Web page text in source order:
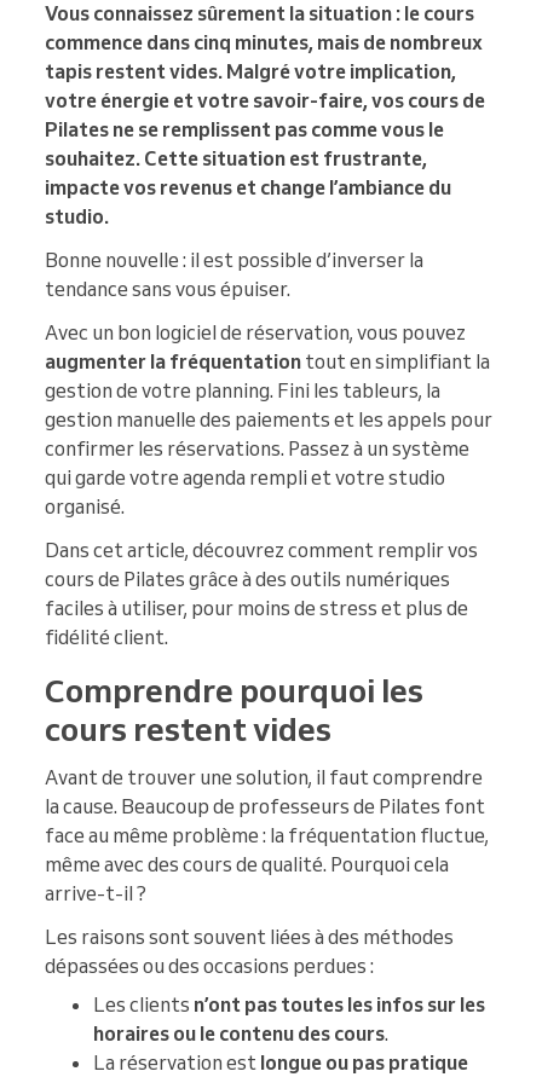
Vous connaissez sûrement la situation : le cours
commence dans cinq minutes, mais de nombreux
tapis restent vides. Malgré votre implication,
votre énergie et votre savoir-faire, vos cours de
Pilates ne se remplissent pas comme vous le
souhaitez. Cette situation est frustrante,
impacte vos revenus et change l’ambiance du
studio.
Bonne nouvelle : il est possible d’inverser la
tendance sans vous épuiser.
Avec un bon logiciel de réservation, vous pouvez
augmenter la fréquentation tout en simplifiant la
gestion de votre planning. Fini les tableurs, la
gestion manuelle des paiements et les appels pour
confirmer les réservations. Passez à un système
qui garde votre agenda rempli et votre studio
organisé.
Dans cet article, découvrez comment remplir vos
cours de Pilates grâce à des outils numériques
faciles à utiliser, pour moins de stress et plus de
fidélité client.
Comprendre pourquoi les
cours restent vides
Avant de trouver une solution, il faut comprendre
la cause. Beaucoup de professeurs de Pilates font
face au même problème : la fréquentation fluctue,
même avec des cours de qualité. Pourquoi cela
arrive-t-il ?
Les raisons sont souvent liées à des méthodes
dépassées ou des occasions perdues :
Les clients n’ont pas toutes les infos sur les
horaires ou le contenu des cours.
La réservation est longue ou pas pratique